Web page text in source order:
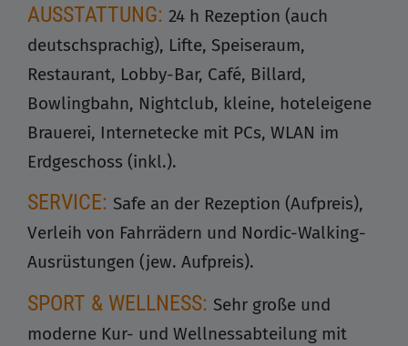
AUSSTATTUNG: 24 h Rezeption (auch
deutschsprachig), Lifte, Speiseraum,
Restaurant, Lobby-Bar, Café, Billard,
Bowlingbahn, Nightclub, kleine, hoteleigene
Brauerei, Internetecke mit PCs, WLAN im
Erdgeschoss (inkl.).
SERVICE: Safe an der Rezeption (Aufpreis),
Verleih von Fahrrädern und Nordic-Walking-
Ausrüstungen (jew. Aufpreis).
SPORT & WELLNESS: Sehr große und
moderne Kur- und Wellnessabteilung mit